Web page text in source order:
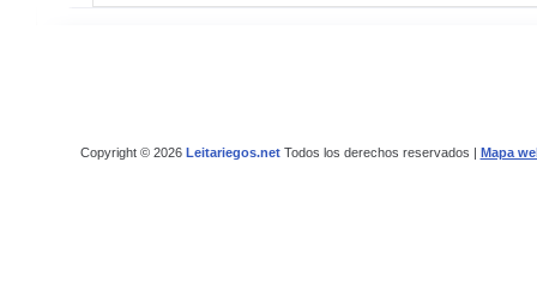
Copyright © 2026 Leitariegos.netTodos los derechos reservados | Mapa